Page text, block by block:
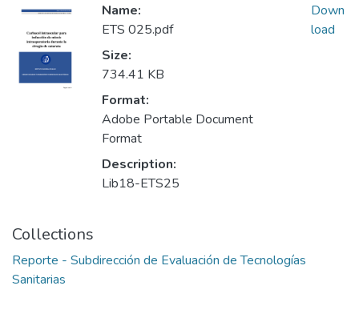
Name:
ETS 025.pdf
Size:
734.41 KB
Format:
Adobe Portable Document
Format
Description:
Lib18-ETS25
Down
load
Collections
Reporte - Subdirección de Evaluación de Tecnologías
Sanitarias